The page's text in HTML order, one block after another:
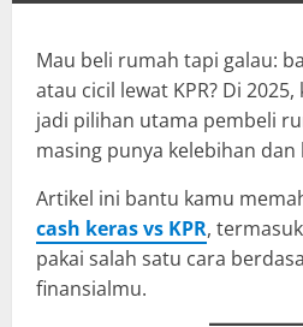
Mau beli rumah tapi galau:
atau cicil lewat KPR? Di
jadi pilihan utama pembeli
masing punya kelebihan
Artikel ini bantu kamu
cash keras vs KPR,
pakai salah satu cara
finansialmu.